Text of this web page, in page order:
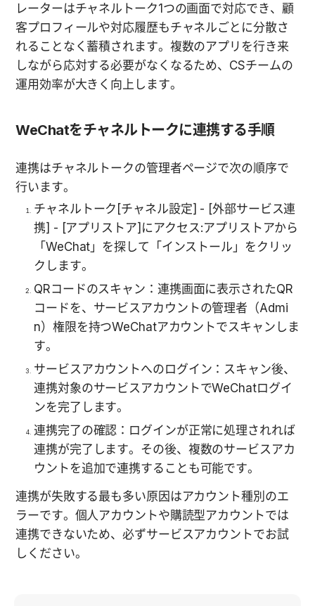
レーターはチャネルトーク1つの画面で対応でき、顧
客プロフィールや対応履歴もチャネルごとに分散さ
れることなく蓄積されます。複数のアプリを行き来
しながら応対する必要がなくなるため、CSチームの
運用効率が大きく向上します。
WeChatをチャネルトークに連携する手順
連携はチャネルトークの管理者ページで次の順序で
行います。
チャネルトーク[チャネル設定] - [外部サービス連
携] - [アプリストア]にアクセス:アプリストアから
「WeChat」を探して「インストール」をクリッ
クします。
QRコードのスキャン：連携画面に表示されたQR
コードを、サービスアカウントの管理者（Admi
n）権限を持つWeChatアカウントでスキャンしま
す。
サービスアカウントへのログイン：スキャン後、
連携対象のサービスアカウントでWeChatログイ
ンを完了します。
連携完了の確認：ログインが正常に処理されれば
連携が完了します。その後、複数のサービスアカ
ウントを追加で連携することも可能です。
連携が失敗する最も多い原因はアカウント種別のエ
ラーです。個人アカウントや購読型アカウントでは
連携できないため、必ずサービスアカウントでお試
しください。